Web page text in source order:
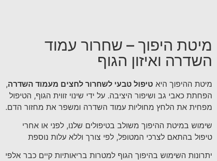
מיטת היפוך – שחרור עמוד
השדרה ואיזון הגוף
מיטת ההיפוך היא טיפול טבעי לשחרור לחצים מעמוד השדרה,
הפחתת כאבי גב ושיפור היציבה. על ידי שינוי זווית הגוף, הטיפול
מפחית את הלחץ מחוליות עמוד השדרה ומשפר את מחזור הדם.
שימוש במיטת ההיפוך משולב בטיפולים שלנו, לפני או אחרי
טיפול בהתאם לצרכי המטופל, לפי צורך וללא עלות נוספת
יתרונות השימוש בהיפוך הגוף למטרות בריאותיות קיים כבר אלפי